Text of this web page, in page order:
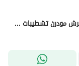
شقه مفروشه للايجار بالرحاب اول سكن مفروش فرش مودرن تشطيبات خاصه بالكامل 3نوم مدد طويله ومدد قصيره مطبخ امريكان كيتشن تكييفات كامله اجهزه كامله